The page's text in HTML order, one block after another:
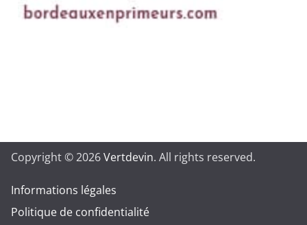
Copyright © 2026Vertdevin. All rights reserved.
Informations légales
Politique de confidentialité